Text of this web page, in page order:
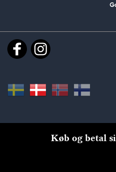
Køb og betal